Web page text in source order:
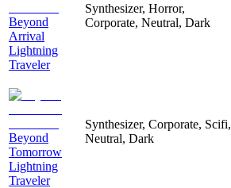
Beyond
Arrival
Lightning
Traveler
Synthesizer, Horror,
Corporate, Neutral, Dark
Beyond
Tomorrow
Lightning
Traveler
Synthesizer, Corporate, Scifi,
Neutral, Dark